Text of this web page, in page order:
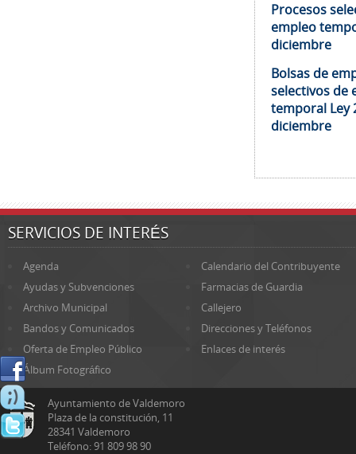
Procesos
empleo
diciembre
Bolsas de
selectivos de
temporal Ley
diciembre
SERVICIOS DE INTERÉS
Agenda
Calendario del Contribuyente
Ayudas y Subvenciones
Farmacias de Guardia
Archivo Municipal
Callejero
Bandos y Comunicados
Direcciones y Teléfonos
Oferta de Empleo Público
Enlaces de interés
Álbum Fotográfico
Ayuntamiento de Valdemoro
Plaza de la constitución, 11
28341 Valdemoro
Teléfono: 91 809 98 90